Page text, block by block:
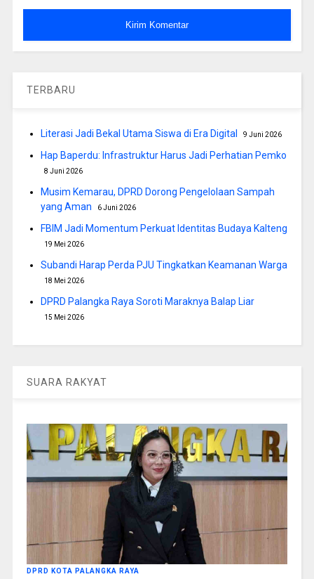
TERBARU
Literasi Jadi Bekal Utama Siswa di Era Digital 9 Juni 2026
Hap Baperdu: Infrastruktur Harus Jadi Perhatian Pemko
8 Juni 2026
Musim Kemarau, DPRD Dorong Pengelolaan Sampah
yang Aman
6 Juni 2026
FBIM Jadi Momentum Perkuat Identitas Budaya Kalteng
19 Mei 2026
Subandi Harap Perda PJU Tingkatkan Keamanan Warga
18 Mei 2026
DPRD Palangka Raya Soroti Maraknya Balap Liar
15 Mei 2026
SUARA RAKYAT
DPRD KOTA PALANGKA RAYA